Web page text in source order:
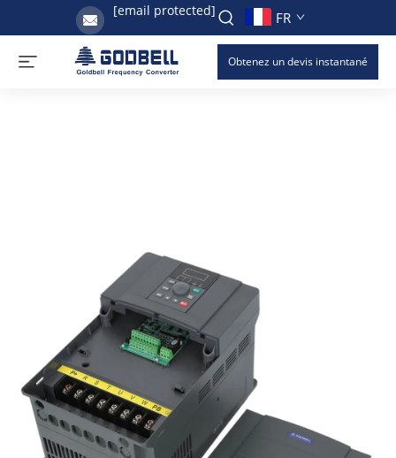
[email protected] FR
Obtenez un devis instantané